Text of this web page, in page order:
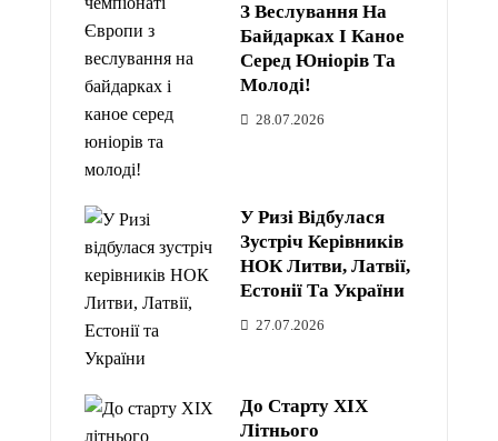
З Веслування На
Байдарках І Каное
Серед Юніорів Та
Молоді!
28.07.2026
У Ризі Відбулася
Зустріч Керівників
НОК Литви, Латвії,
Естонії Та України
27.07.2026
До Старту XIX
Літнього